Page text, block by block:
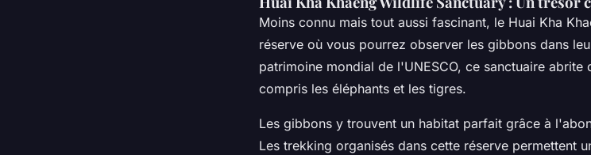
Moins connu mais tout aussi fascinant, le Huai Kha
réserve où vous pourrez observer les gibbons dans
patrimoine mondial de l'UNESCO, ce sanctuaire abrite
compris les éléphants et les tigres.
Les gibbons y trouvent un habitat parfait grâce à
Les trekking organisés dans cette réserve permettent